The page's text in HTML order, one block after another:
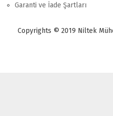
Garanti ve İade Şartları
Copyrights © 2019 Niltek